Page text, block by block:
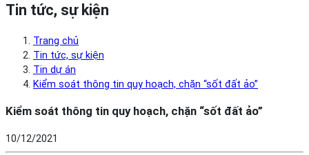
Tin tức, sự kiện
Trang chủ
Tin tức, sự kiện
Tin dự án
Kiểm soát thông tin quy hoạch, chặn “sốt đất ảo”
Kiểm soát thông tin quy hoạch, chặn “sốt đất ảo”
10/12/2021